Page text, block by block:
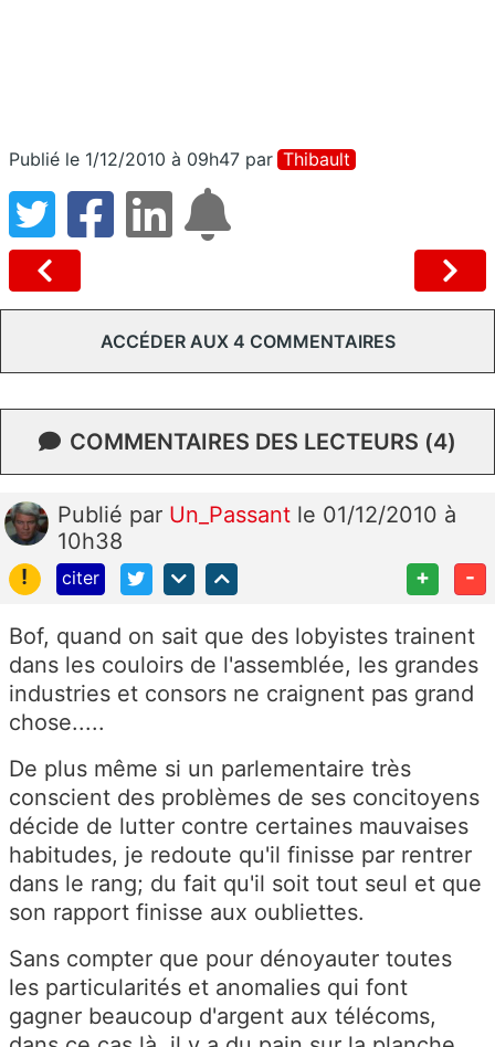
Publié le 1/12/2010 à 09h47 par Thibault
ACCÉDER AUX 4 COMMENTAIRES
COMMENTAIRES DES LECTEURS (4)
Publié par Un_Passant le 01/12/2010 à
10h38
!
citer + -
Bof, quand on sait que des lobyistes trainent
dans les couloirs de l'assemblée, les grandes
industries et consors ne craignent pas grand
chose.....
De plus même si un parlementaire très
conscient des problèmes de ses concitoyens
décide de lutter contre certaines mauvaises
habitudes, je redoute qu'il finisse par rentrer
dans le rang; du fait qu'il soit tout seul et que
son rapport finisse aux oubliettes.
Sans compter que pour dénoyauter toutes
les particularités et anomalies qui font
gagner beaucoup d'argent aux télécoms,